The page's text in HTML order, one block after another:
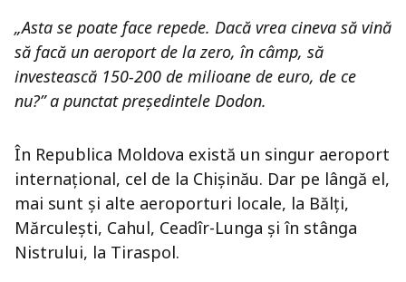
„Asta se poate face repede. Dacă vrea cineva să vină
să facă un aeroport de la zero, în câmp, să
investească 150-200 de milioane de euro, de ce
nu?” a punctat președintele Dodon.
În Republica Moldova există un singur aeroport
internațional, cel de la Chișinău. Dar pe lângă el,
mai sunt și alte aeroporturi locale, la Bălți,
Mărculești, Cahul, Ceadîr-Lunga și în stânga
Nistrului, la Tiraspol.